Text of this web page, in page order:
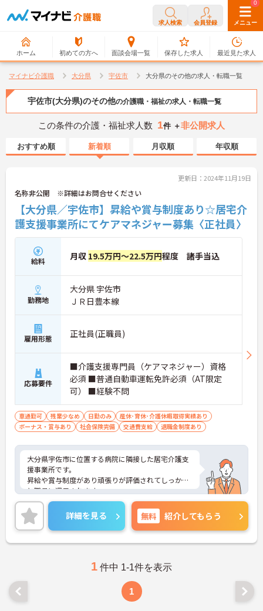
求人検索 会員登録 メニュー
ホーム 初めての方へ 面談会場一覧
0
保存した求人
0
最近見た求人
マイナビ介護職 大分県 宇佐市 大分県のその他の求人・転職一覧
宇佐市(大分県)のその他の介護職・福祉の求人・転職一覧
この条件の介護・福祉求人数 1件 ＋非公開求人
おすすめ順 新着順 月収順 年収順
更新日：2024年11月19日
名称非公開 ※詳細はお問合せください
【大分県／宇佐市】昇給や賞与制度あり☆居宅介
護支援事業所にてケアマネジャー募集〈正社員〉
給料 月収 19.5万円～22.5万円程度 諸手当込
勤務地
大分県 宇佐市
ＪＲ日豊本線
雇用形態 正社員(正職員)
応募要件
■介護支援専門員（ケアマネジャー）資格
必須 ■普通自動車運転免許必須（AT限定
可） ■経験不問
車通勤可 残業少なめ 日勤のみ
産休･育休･介護休暇取得実績あり
ボーナス・賞与あり
社会保険完備 交通費支給 退職金制度あり
大分県宇佐市に位置する病院に隣接した居宅介護支
援事業所です。
昇給や賞与制度があり頑張りが評価されてしっかり
と職員に還元されます。
ご興味のある方には、面接対策ポイントなど、さら
に詳細をお話しいたしますのでお気軽にご相談くだ
さい！
詳細を見る 無料 紹介してもらう
1 件中 1-1件を表示
1